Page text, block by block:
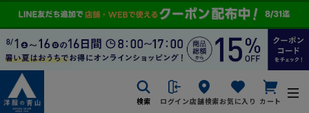
検索 ログイン店舗検索お気に入り カート